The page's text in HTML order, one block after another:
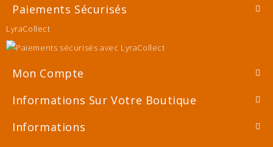
Paiements Sécurisés
LyraCollect
Mon Compte
Informations Sur Votre Boutique
Informations